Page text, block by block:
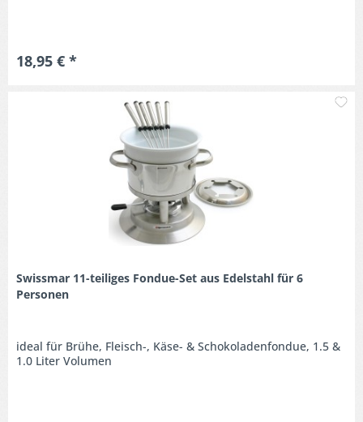
18,95 € *
Swissmar 11-teiliges Fondue-Set aus Edelstahl für 6
Personen
ideal für Brühe, Fleisch-, Käse- & Schokoladenfondue, 1.5 &
1.0 Liter Volumen